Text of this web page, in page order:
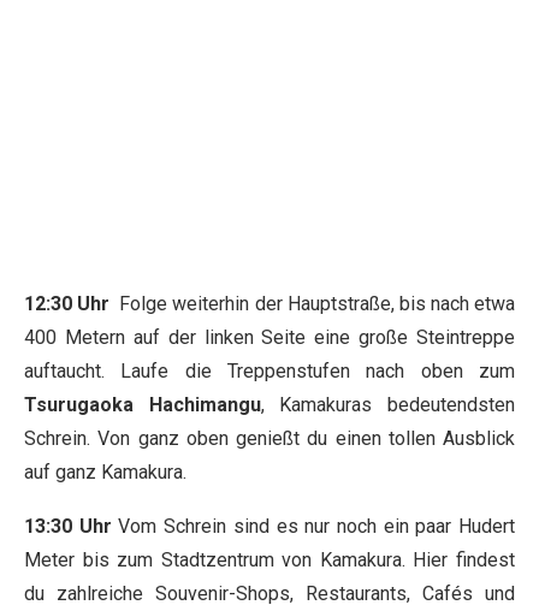
12:30 Uhr Folge weiterhin der Hauptstraße, bis nach etwa
400 Metern auf der linken Seite eine große Steintreppe
auftaucht. Laufe die Treppenstufen nach oben zum
Tsurugaoka Hachimangu, Kamakuras bedeutendsten
Schrein. Von ganz oben genießt du einen tollen Ausblick
auf ganz Kamakura.
13:30 Uhr Vom Schrein sind es nur noch ein paar Hudert
Meter bis zum Stadtzentrum von Kamakura. Hier findest
du zahlreiche Souvenir-Shops, Restaurants, Cafés und